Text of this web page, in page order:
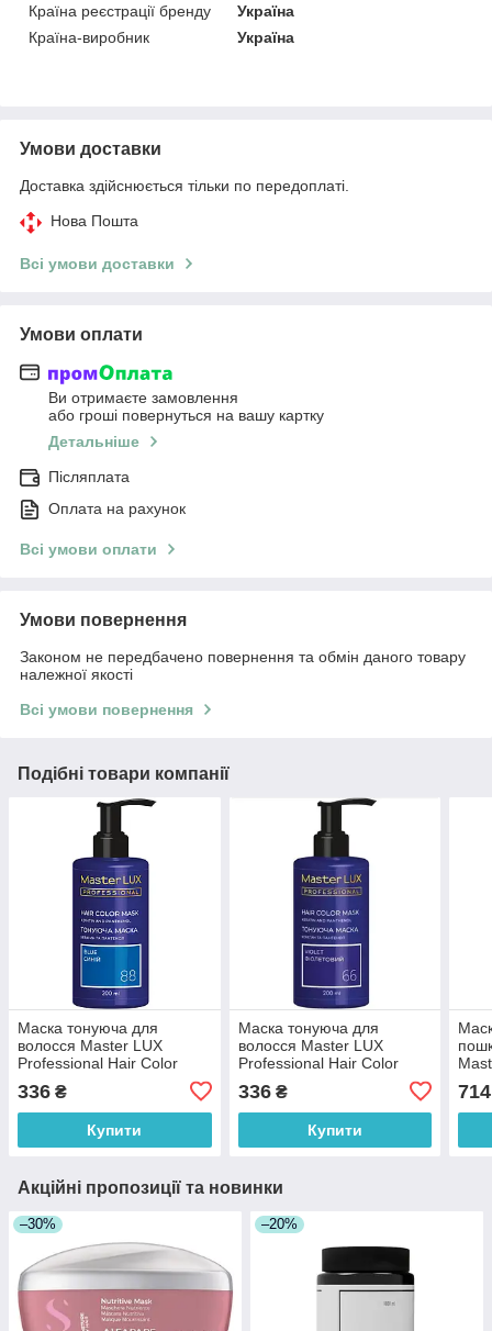
Країна реєстрації бренду
Україна
Країна-виробник
Україна
Умови доставки
Доставка здійснюється тільки по передоплаті.
Нова Пошта
Всі умови доставки
Умови оплати
Ви отримаєте замовлення
або гроші повернуться на вашу картку
Детальніше
Післяплата
Оплата на рахунок
Всі умови оплати
Умови повернення
Законом не передбачено повернення та обмін даного товару
належної якості
Всі умови повернення
Подібні товари компанії
Маска тонуюча для
волосся Master LUX
Professional Hair Color
336 ₴
Купити
Маска тонуюча для
волосся Master LUX
Professional Hair Color
Mask №66 Violet 200 мл
336₴
Купити
714
Акційні пропозиції та новинки
–30% –20%